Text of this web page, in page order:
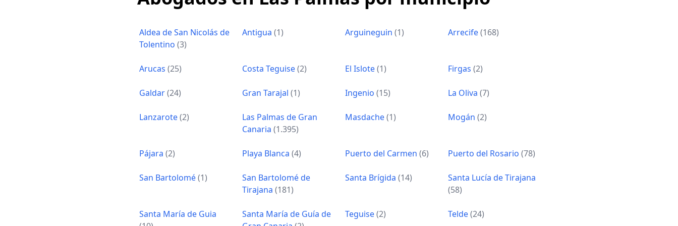
Aldea de San Nicolás de
Tolentino (3)
Antigua (1) Arguineguin (1) Arrecife(168)
Arucas (25) Costa Teguise(2) El Islote(1) Firgas (2)
Galdar(24) Gran Tarajal (1) Ingenio (15) La Oliva (7)
Lanzarote(2)
Las Palmas de Gran
Canaria (1.395)
Masdache(1) Mogán (2)
Pájara (2) Playa Blanca (4) Puerto del Carmen (6) Puerto del Rosario (78)
San Bartolomé(1)
San Bartolomé de
Tirajana (181)
Santa Brígida (14)
Santa Lucía de Tirajana
(58)
Santa María de Guia
Santa María de Guía de
Teguise(2) Telde(24)